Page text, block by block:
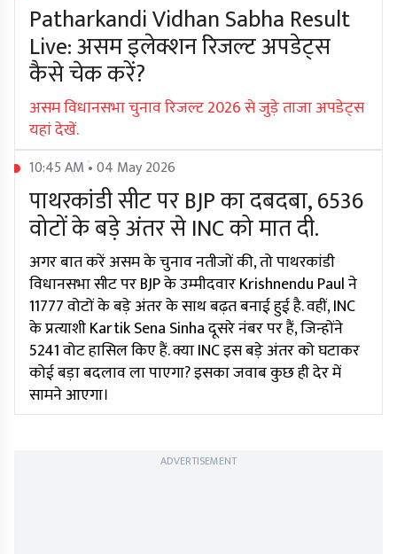
Patharkandi Vidhan Sabha Result
Live: असम इलेक्शन रिजल्ट अपडेट्स
कैसे चेक करें?
असम विधानसभा चुनाव रिजल्ट 2026 से जुड़े ताजा अपडेट्स
यहां देखें.
10:45 AM • 04 May 2026
पाथरकांडी सीट पर BJP का दबदबा, 6536
वोटों के बड़े अंतर से INC को मात दी.
अगर बात करें असम के चुनाव नतीजों की, तो पाथरकांडी
विधानसभा सीट पर BJP के उम्मीदवार Krishnendu Paul ने
11777 वोटों के बड़े अंतर के साथ बढ़त बनाई हुई है. वहीं, INC
के प्रत्याशी Kartik Sena Sinha दूसरे नंबर पर हैं, जिन्होंने
5241 वोट हासिल किए हैं. क्या INC इस बड़े अंतर को घटाकर
कोई बड़ा बदलाव ला पाएगा? इसका जवाब कुछ ही देर में
सामने आएगा।
ADVERTISEMENT